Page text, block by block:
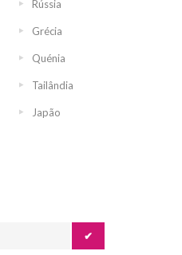
Rússia
Grécia
Quénia
Tailândia
Japão
✔